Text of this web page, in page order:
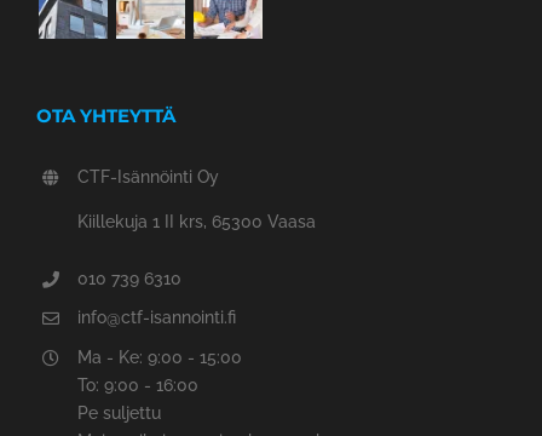
OTA YHTEYTTÄ
CTF-Isännöinti Oy
Kiillekuja 1 II krs, 65300 Vaasa
010 739 6310
info@ctf-isannointi.fi
Ma - Ke: 9:00 - 15:00
To: 9:00 - 16:00
Pe suljettu